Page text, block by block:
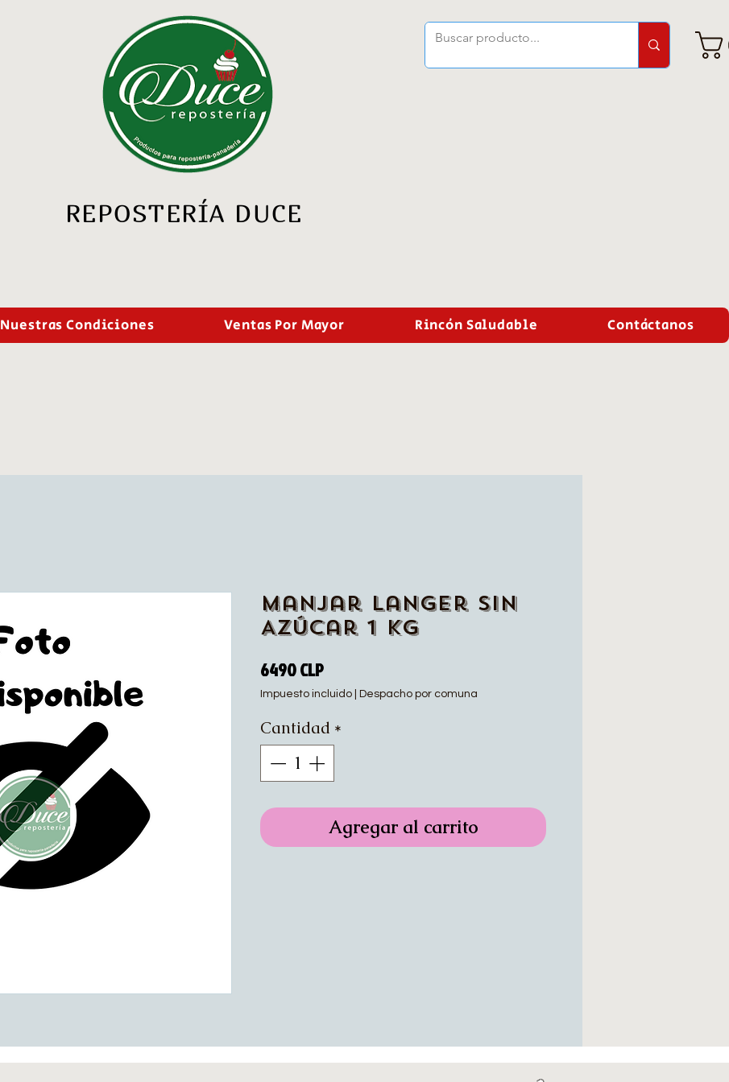
REPOSTERÍA DUCE
Nuestras Condiciones Ventas Por Mayor Rincón Saludable Contáctanos
Manjar Langer sin
Azúcar 1 kg
6490 CLPPrecio
Impuesto incluido Despacho por comuna
Cantidad *
Agregar al carrito